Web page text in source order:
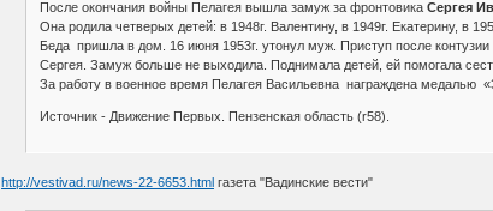
После окончания войны Пелагея вышла замуж за фронтовика Сергея
Она родила четверых детей: в 1948г. Валентину, в 1949г. Екатерину, в
Беда пришла в дом. 16 июня 1953г. утонул муж. Приступ после
Сергея. Замуж больше не выходила. Поднимала детей, ей помогала
За работу в военное время Пелагея Васильевна награждена медалью
Источник - Движение Первых. Пензенская область (r58).
http://vestivad.ru/news-22-6653.html газета "Вадинские вести"